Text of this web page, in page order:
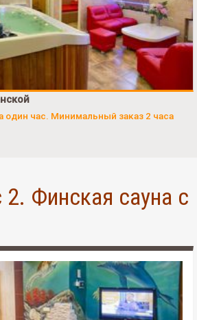
один час. Минимальный заказ 2 часа
Финская сауна с